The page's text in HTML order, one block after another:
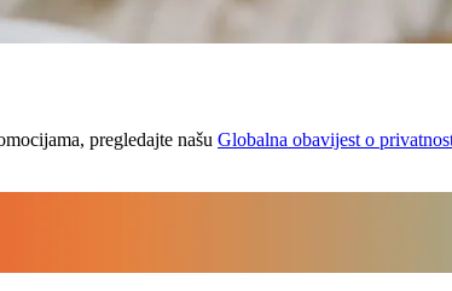
pregledajte našu Globalna obavijest o